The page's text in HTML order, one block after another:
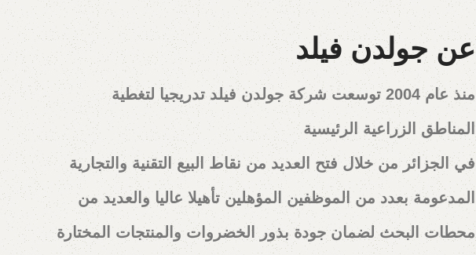
عن جولدن فيلد
منذ عام 2004 توسعت شركة جولدن فيلد تدريجيا لتغطية
المناطق الزراعية الرئيسية
في الجزائر من خلال فتح العديد من نقاط البيع التقنية والتجارية
المدعومة بعدد من الموظفين المؤهلين تأهيلا عاليا والعديد من
محطات البحث لضمان جودة بذور الخضروات والمنتجات المختارة